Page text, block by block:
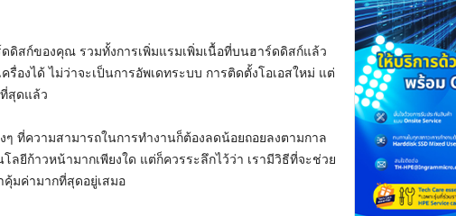
ดดิสก์ของคุณ รวมทั้งการเพิ่มแรมเพิ่มเนื้อที่บนฮาร์ดดิสก์แล้ว
รื่องได้ ไม่ว่าจะเป็นการอัพเดทระบบ การติดตั้งโอเอสใหม่ แต่
สุดแล้ว
ที่ความสามารถในการทำงานก็ต้องลดน้อยถอยลงตามกาล
ลยีก้าวหน้ามากเพียงใด แต่ก็ควรระลึกไว้ว่า เรามีวิธีที่จะช่วย
คุ้มค่ามากที่สุดอยู่เสมอ